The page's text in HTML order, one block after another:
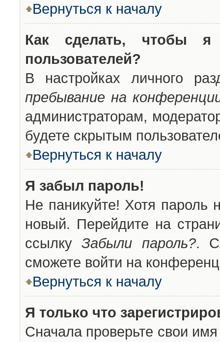
Вернуться к началу
Как сделать, чтобы
пользователей?
В настройках личного
пребывание на
администраторам,
будете скрытым
Вернуться к началу
Я забыл пароль!
Не паникуйте! Хотя пароль
новый. Перейдите на
ссылкуЗабыли пароль?.
сможете войти на
Вернуться к началу
Я только что
Сначала проверьте свои